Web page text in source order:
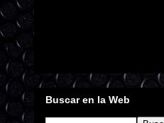
Buscar en la Web